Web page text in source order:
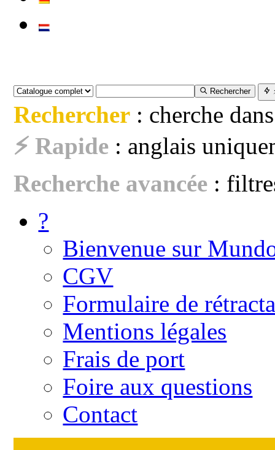
Rechercher
Rechercher : cherche
⚡ Rapide : anglais
Recherche avancée :
?
Bienvenue sur
CGV
Formulaire de
Mentions légales
Frais de port
Foire aux questions
Contact